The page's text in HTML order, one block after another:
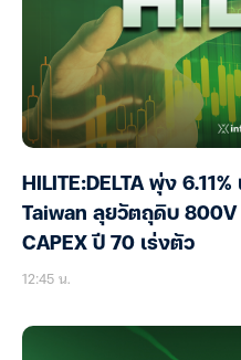
HILITE:DELTA พุ่ง
Taiwan ลุยวัตถุดิบ 800V
CAPEX ปี 70 เร่งตัว
12:45 น.